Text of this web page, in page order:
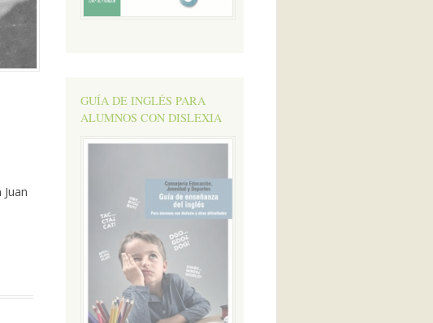
GUÍA DE INGLÉS PARA
ALUMNOS CON DISLEXIA